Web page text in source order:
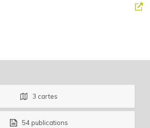
3 cartes
54publications